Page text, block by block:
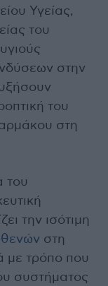
Υγείας,
του
στην
του
στη
του
την ισότιμη
στη
με τρόπο που
συστήματος